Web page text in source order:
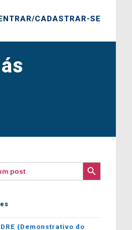
CADASTRAR-SE
SEARCH BUTTON
(Demonstrativo do